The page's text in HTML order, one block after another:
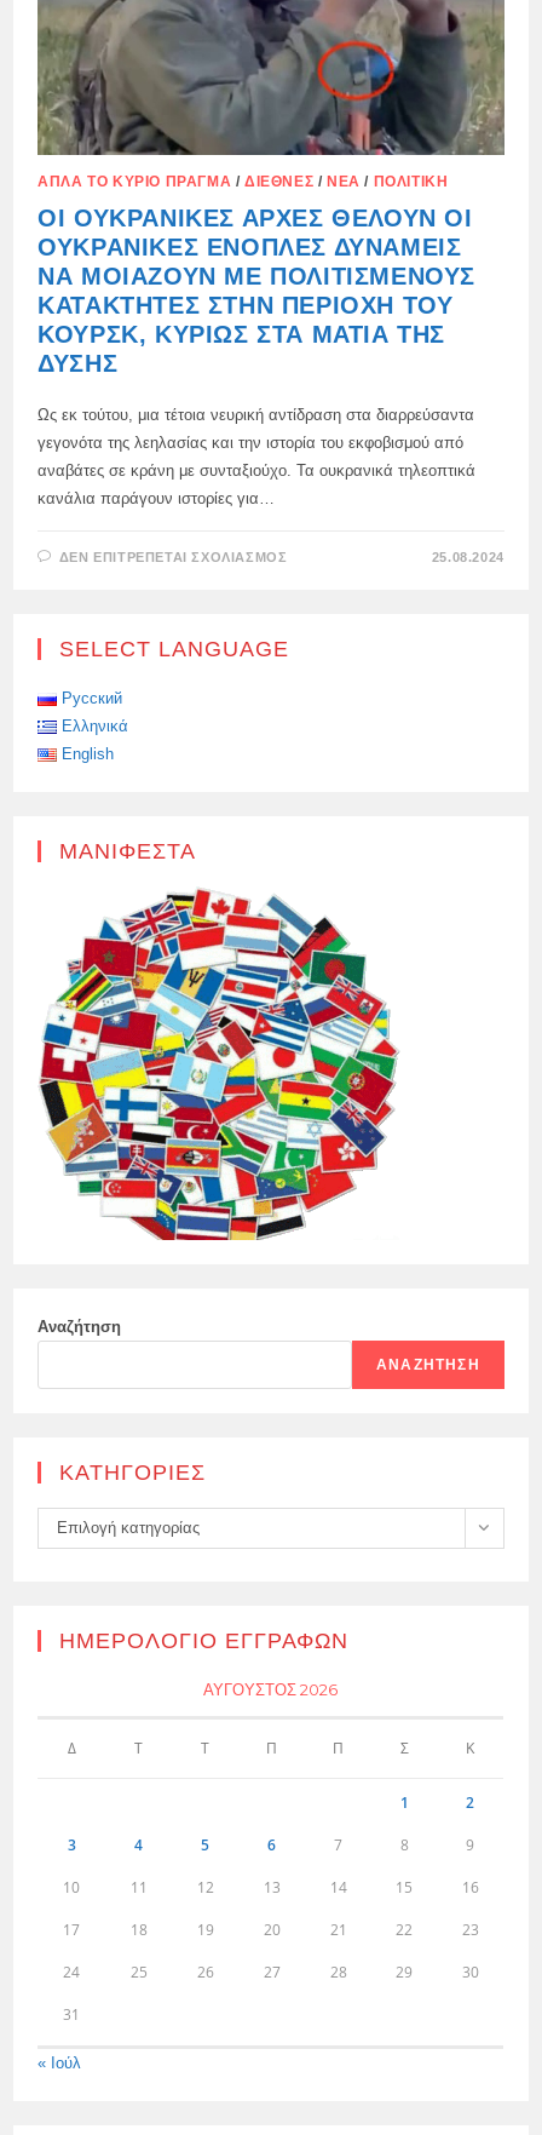
ΑΠΛΆ ΤΟ ΚΎΡΙΟ ΠΡΆΓΜΑ /ΔΙΕΘΝΈΣ /ΝΈΑ / ΠΟΛΙΤΙΚΉ
ΟΙ ΟΥΚΡΑΝΙΚΈΣ ΑΡΧΈΣ ΘΈΛΟΥΝ ΟΙ
ΟΥΚΡΑΝΙΚΈΣ ΈΝΟΠΛΕΣ ΔΥΝΆΜΕΙΣ
ΝΑ ΜΟΙΆΖΟΥΝ ΜΕ ΠΟΛΙΤΙΣΜΈΝΟΥΣ
ΚΑΤΑΚΤΗΤΈΣ ΣΤΗΝ ΠΕΡΙΟΧΉ ΤΟΥ
ΚΟΥΡΣΚ, ΚΥΡΊΩΣ ΣΤΑ ΜΆΤΙΑ ΤΗΣ
ΔΎΣΗΣ
Ως εκ τούτου, μια τέτοια νευρική αντίδραση στα διαρρεύσαντα
γεγονότα της λεηλασίας και την ιστορία του εκφοβισμού από
αναβάτες σε κράνη με συνταξιούχο. Τα ουκρανικά τηλεοπτικά
κανάλια παράγουν ιστορίες για…
ΔΕΝ ΕΠΙΤΡΈΠΕΤΑΙ ΣΧΟΛΙΑΣΜΌΣ
ΟΥΚΡΑΝΙΚΈΣ
ΔΎΣΗΣ
25.08.2024
SELECT LANGUAGE
Русский
Ελληνικά
English
ΜΑΝΙΦΈΣΤΑ
Αναζήτηση
ΑΝΑΖΉΤΗΣΗ
KΑΤΗΓΟΡΊΕΣ
Kατηγορίες
Επιλογή κατηγορίας
ΗΜΕΡΟΛΌΓΙΟ ΕΓΓΡΑΦΏΝ
ΑΎΓΟΥΣΤΟΣ 2026
Δ Τ Τ Π Π Σ Κ
1 2
3 4 5 6 7 8 9
10 11 12 13 14 15 16
17 18 19 20 21 22 23
24 25 26 27 28 29 30
31
« Ιούλ